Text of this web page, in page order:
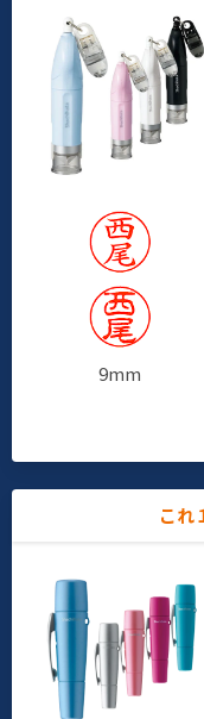
9mm
これ